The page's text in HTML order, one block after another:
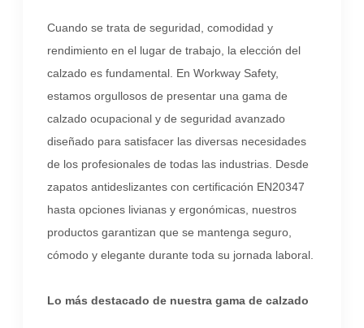
Cuando se trata de seguridad, comodidad y
rendimiento en el lugar de trabajo, la elección del
calzado es fundamental. En Workway Safety,
estamos orgullosos de presentar una gama de
calzado ocupacional y de seguridad avanzado
diseñado para satisfacer las diversas necesidades
de los profesionales de todas las industrias. Desde
zapatos antideslizantes con certificación EN20347
hasta opciones livianas y ergonómicas, nuestros
productos garantizan que se mantenga seguro,
cómodo y elegante durante toda su jornada laboral.
Lo más destacado de nuestra gama de calzado